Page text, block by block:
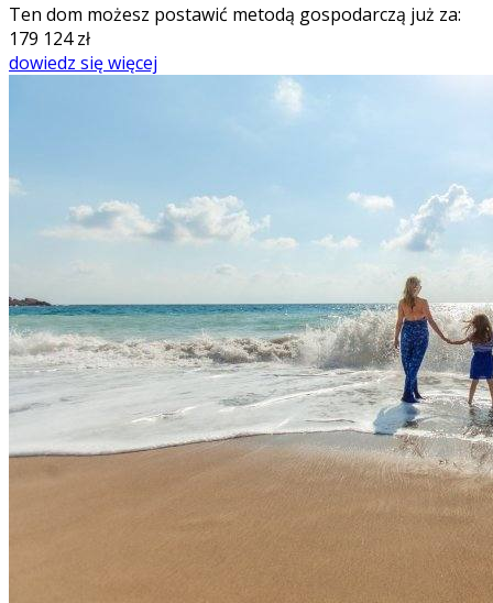
Ten dom możesz postawić metodą gospodarczą już za:
179 124zł
dowiedz się więcej